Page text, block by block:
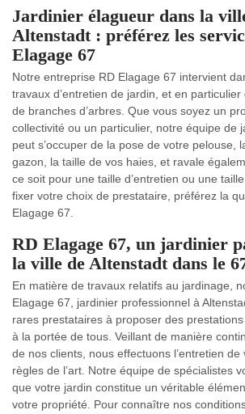
Jardinier élagueur dans la
Altenstadt : préférez les
Elagage 67
Notre entreprise RD Elagage 67 intervient
travaux d’entretien de jardin, et en
de branches d’arbres. Que vous soyez un
collectivité ou un particulier, notre équipe de
peut s’occuper de la pose de votre pelouse,
gazon, la taille de vos haies, et ravale
ce soit pour une taille d’entretien ou une
fixer votre choix de prestataire, préférez la
Elagage 67.
RD Elagage 67, un jardinier
la ville de Altenstadt dans le
En matière de travaux relatifs au jardinage,
Elagage 67, jardinier professionnel à
rares prestataires à proposer des
à la portée de tous. Veillant de manière
de nos clients, nous effectuons l’entretien
règles de l’art. Notre équipe de spécialistes
que votre jardin constitue un véritable
votre propriété. Pour connaître nos